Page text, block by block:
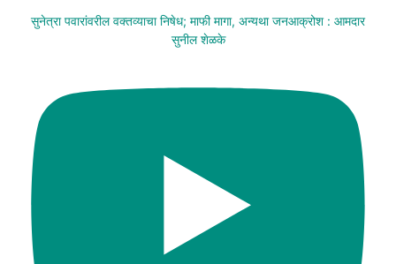
सुनेत्रा पवारांवरील वक्तव्याचा निषेध; माफी मागा, अन्यथा जनआक्रोश : आमदार
सुनील शेळके